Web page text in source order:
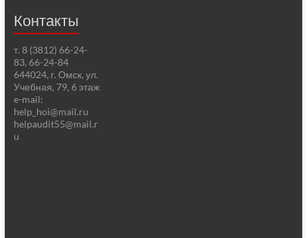
Контакты
т. 8 (3812) 66-24-
83, 66-24-84
644024, г. Омск, ул.
Учебная, 79, 6 этаж
e-mail:
help_hoi@mail.ru
helpaudit55@mail.r
u